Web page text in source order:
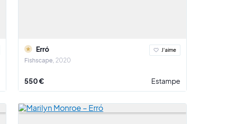
Erró
Fishscape 2020
J'aime
550 € Estampe